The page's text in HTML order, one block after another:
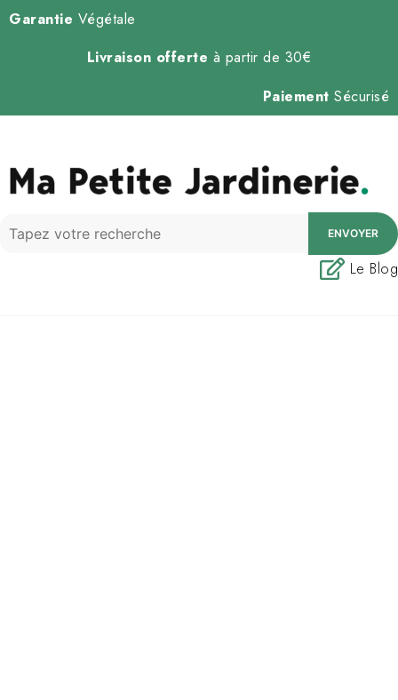
Garantie Végétale
Livraison offerte à partir de 30€
Paiement Sécurisé
ENVOYER
Le Blog